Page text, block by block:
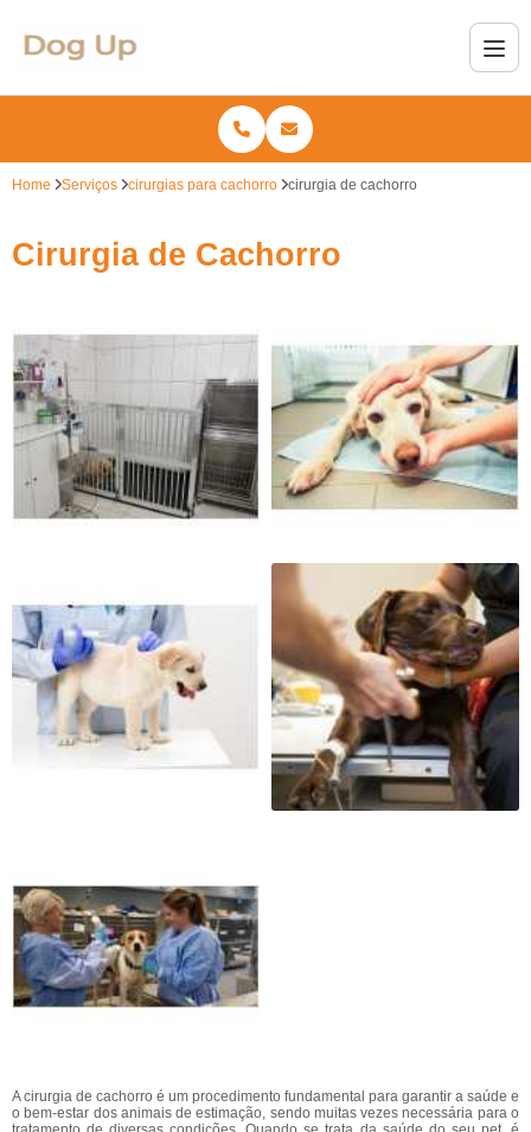
Home Serviços cirurgias para cachorro cirurgia de cachorro
Cirurgia de Cachorro
A cirurgia de cachorro é um procedimento fundamental para garantir a saúde e
o bem-estar dos animais de estimação, sendo muitas vezes necessária para o